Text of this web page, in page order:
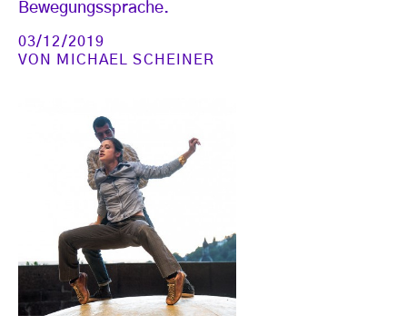
Bewegungssprache.
03/12/2019
VON MICHAEL SCHEINER